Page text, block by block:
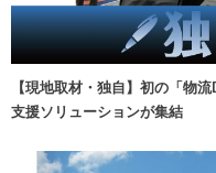
【現地取材・独自】初の「物
支援ソリューションが集結